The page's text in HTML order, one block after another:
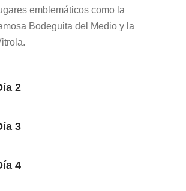
emblemáticos como la
Bodeguita del Medio y la
2
3
4